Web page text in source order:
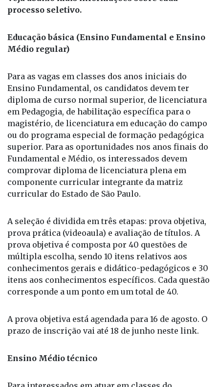
poderá permanecer vinculado à Seduc-SP por um
período de até três anos.
Veja abaixo mais informações sobre cada
processo seletivo.
Educação básica (Ensino Fundamental e Ensino
Médio regular)
Para as vagas em classes dos anos iniciais do
Ensino Fundamental, os candidatos devem ter
diploma de curso normal superior, de licenciatura
em Pedagogia, de habilitação específica para o
magistério, de licenciatura em educação do campo
ou do programa especial de formação pedagógica
superior. Para as oportunidades nos anos finais do
comprovar diploma de licenciatura plena em
componente curricular integrante da matriz
curricular do Estado de São Paulo.
A seleção é dividida em três etapas: prova objetiva,
prova prática (videoaula) e avaliação de títulos. A
prova objetiva é composta por 40 questões de
conhecimentos gerais e didático-pedagógicos e 30
itens aos conhecimentos específicos. Cada questão
corresponde a um ponto em um total de 40.